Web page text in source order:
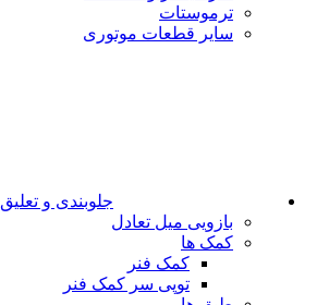
ترموستات
سایر قطعات موتوری
جلوبندی و تعلیق
بازویی میل تعادل
کمک ها
کمک فنر
توپی سر کمک فنر